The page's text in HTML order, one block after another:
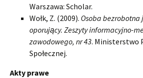
Warszawa: Scholar.
Wołk, Z. (2009). Osoba
oporujący. Zeszyty informacyjno-
zawodowego, nr 43. Ministerstwo
Społecznej.
Akty prawe